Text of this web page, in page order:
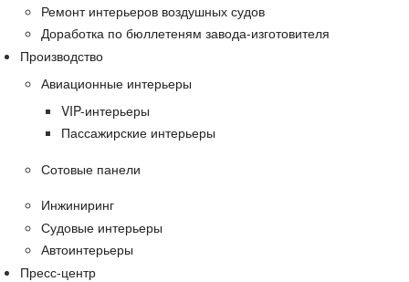
Ремонт интерьеров воздушных судов
Доработка по бюллетеням завода-изготовителя
Производство
Авиационные интерьеры
VIP-интерьеры
Пассажирские интерьеры
Сотовые панели
Инжиниринг
Судовые интерьеры
Автоинтерьеры
Пресс-центр